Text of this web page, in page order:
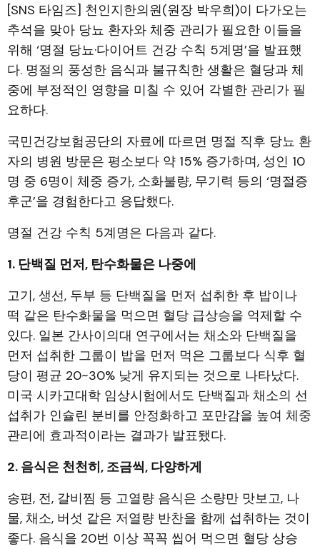
[SNS 타임즈] 천인지한의원(원장 박우희)이 다가오는
추석을 맞아 당뇨 환자와 체중 관리가 필요한 이들을
위해 ‘명절 당뇨·다이어트 건강 수칙 5계명’을 발표했
다. 명절의 풍성한 음식과 불규칙한 생활은 혈당과 체
중에 부정적인 영향을 미칠 수 있어 각별한 관리가 필
요하다.
국민건강보험공단의 자료에 따르면 명절 직후 당뇨 환
자의 병원 방문은 평소보다 약 15% 증가하며, 성인 10
명 중 6명이 체중 증가, 소화불량, 무기력 등의 ‘명절증
후군’을 경험한다고 응답했다.
명절 건강 수칙 5계명은 다음과 같다.
1. 단백질 먼저, 탄수화물은 나중에
고기, 생선, 두부 등 단백질을 먼저 섭취한 후 밥이나
떡 같은 탄수화물을 먹으면 혈당 급상승을 억제할 수
있다. 일본 간사이의대 연구에서는 채소와 단백질을
먼저 섭취한 그룹이 밥을 먼저 먹은 그룹보다 식후 혈
당이 평균 20~30% 낮게 유지되는 것으로 나타났다.
미국 시카고대학 임상시험에서도 단백질과 채소의 선
섭취가 인슐린 분비를 안정화하고 포만감을 높여 체중
관리에 효과적이라는 결과가 발표됐다.
2. 음식은 천천히, 조금씩, 다양하게
송편, 전, 갈비찜 등 고열량 음식은 소량만 맛보고, 나
물, 채소, 버섯 같은 저열량 반찬을 함께 섭취하는 것이
좋다. 음식을 20번 이상 꼭꼭 씹어 먹으면 혈당 상승